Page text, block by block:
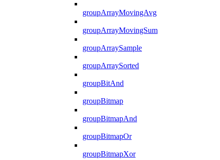
groupArrayMovingAvg
groupArrayMovingSum
groupArraySample
groupArraySorted
groupBitAnd
groupBitmap
groupBitmapAnd
groupBitmapOr
groupBitmapXor